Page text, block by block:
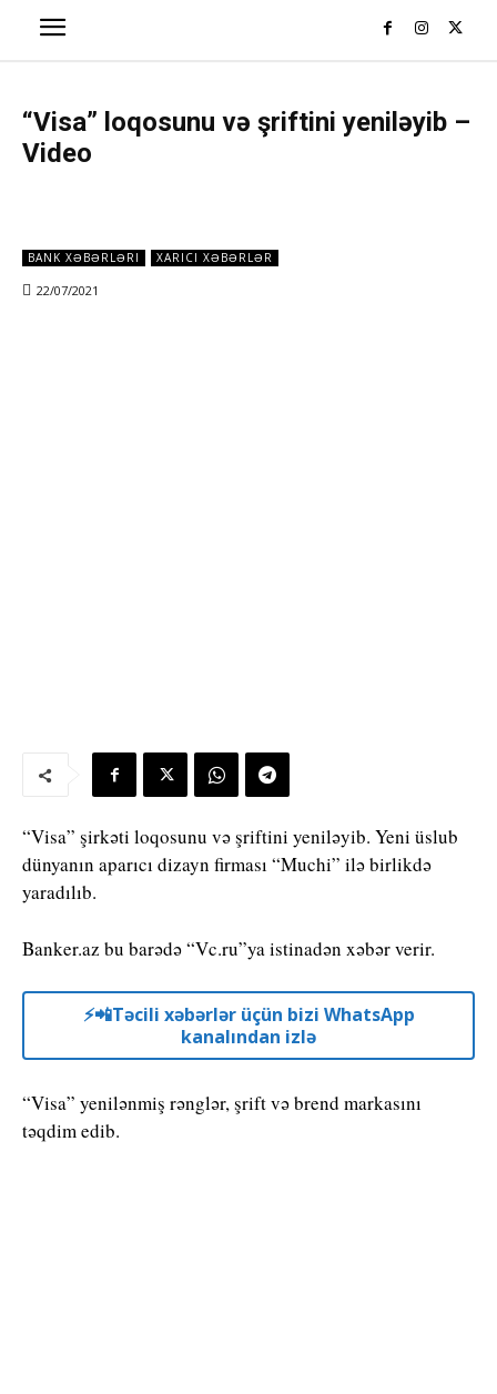
“Visa” loqosunu və şriftini yeniləyib –
Video
BANK XƏBƏRLƏRI XARICI XƏBƏRLƏR
22/07/2021
“Visa” şirkəti loqosunu və şriftini yeniləyib. Yeni üslub
dünyanın aparıcı dizayn firması “Muchi” ilə birlikdə
yaradılıb.
Banker.az bu barədə “Vc.ru”ya istinadən xəbər verir.
⚡️📲Təcili xəbərlər üçün bizi WhatsApp
kanalından izlə
“Visa” yenilənmiş rənglər, şrift və brend markasını
təqdim edib.